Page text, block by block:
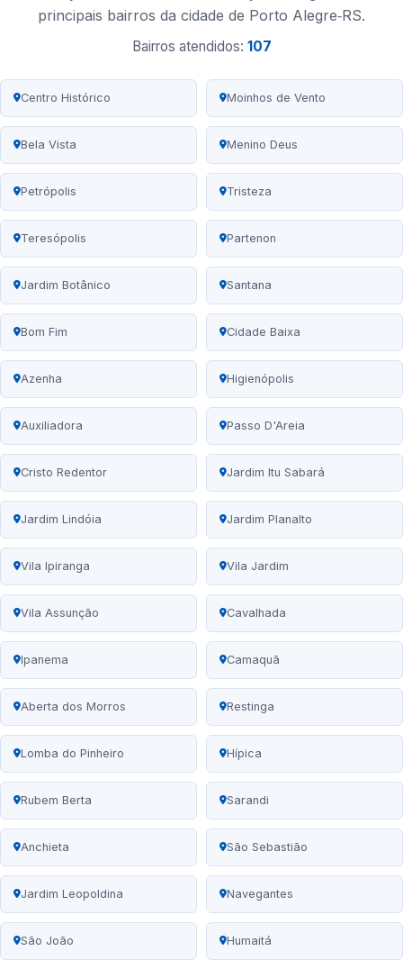
principais bairros da cidade de Porto Alegre‑RS.
Bairros atendidos: 107
Centro Histórico Moinhos de Vento
Bela Vista Menino Deus
Petrópolis Tristeza
Teresópolis Partenon
Jardim Botânico Santana
Bom Fim Cidade Baixa
Azenha Higienópolis
Auxiliadora Passo D'Areia
Cristo Redentor Jardim Itu Sabará
Jardim Lindóia Jardim Planalto
Vila Ipiranga Vila Jardim
Vila Assunção Cavalhada
Ipanema Camaquã
Aberta dos Morros Restinga
Lomba do Pinheiro Hípica
Rubem Berta Sarandi
Anchieta São Sebastião
Jardim Leopoldina Navegantes
São João Humaitá